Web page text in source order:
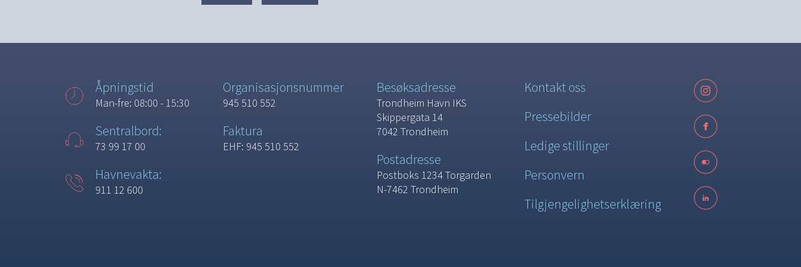
Åpningstid
Man-fre: 08:00 - 15:30
Sentralbord:
73 99 17 00
Havnevakta:
911 12 600
Organisasjonsnummer
945 510 552
Faktura
EHF: 945 510 552
Besøksadresse
Trondheim Havn IKS
Skippergata 14
7042 Trondheim
Postadresse
Postboks 1234 Torgarden
N-7462 Trondheim
Kontakt oss
Pressebilder
Ledige stillinger
Personvern
Tilgjengelighetserklæring